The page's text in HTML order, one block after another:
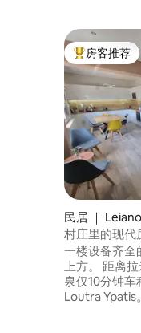
热门「房客推
房客推荐
民居 ｜
村庄里的现代
一楼设备齐全
上方。 距离拉米亚仅15分钟车程，距离温
泉仅10分钟
Loutra Ypatis。 地理位置安静，是几